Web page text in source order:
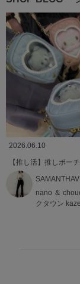
2026.06.10
【推し活】推しポー
nano ＆
クタウン